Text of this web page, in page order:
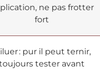
ne pas frotter
fort
: pur il peut ternir,
tester avant